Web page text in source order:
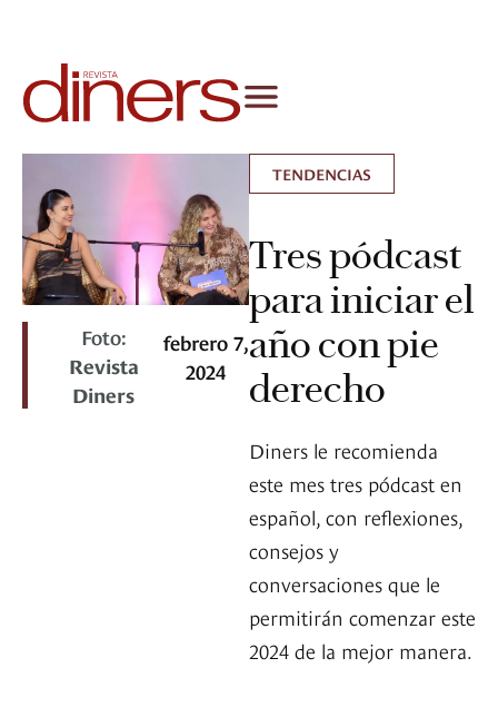
Foto:
Revista
Diners
febrero 7,
2024
TENDENCIAS
Tres pódcast
para iniciar el
año con pie
derecho
Diners le recomienda
este mes tres pódcast en
español, con reflexiones,
consejos y
conversaciones que le
permitirán comenzar este
2024 de la mejor manera.